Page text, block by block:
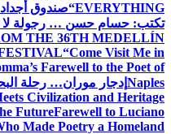
EVERYTHING“صندوق
تكتب: حسام حسن … رجولة لا
THE 36TH MEDELLÍN
“Come Visit Me in
Farewell to the Poet of
Naples إدجار موران… رحلة
Civilization and Heritage
FutureFarewell to Luciano
Made Poetry a Homeland